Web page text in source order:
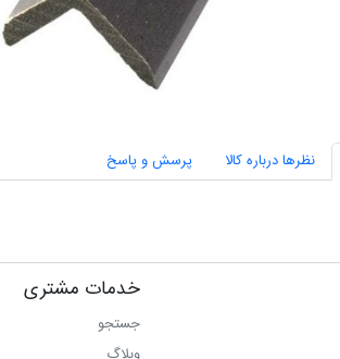
نظرها درباره کالا پرسش و پاسخ
خدمات مشتری
جستجو